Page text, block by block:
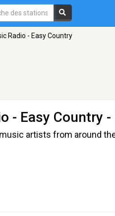
Radio - Easy Country
- Easy Country -
artists from around